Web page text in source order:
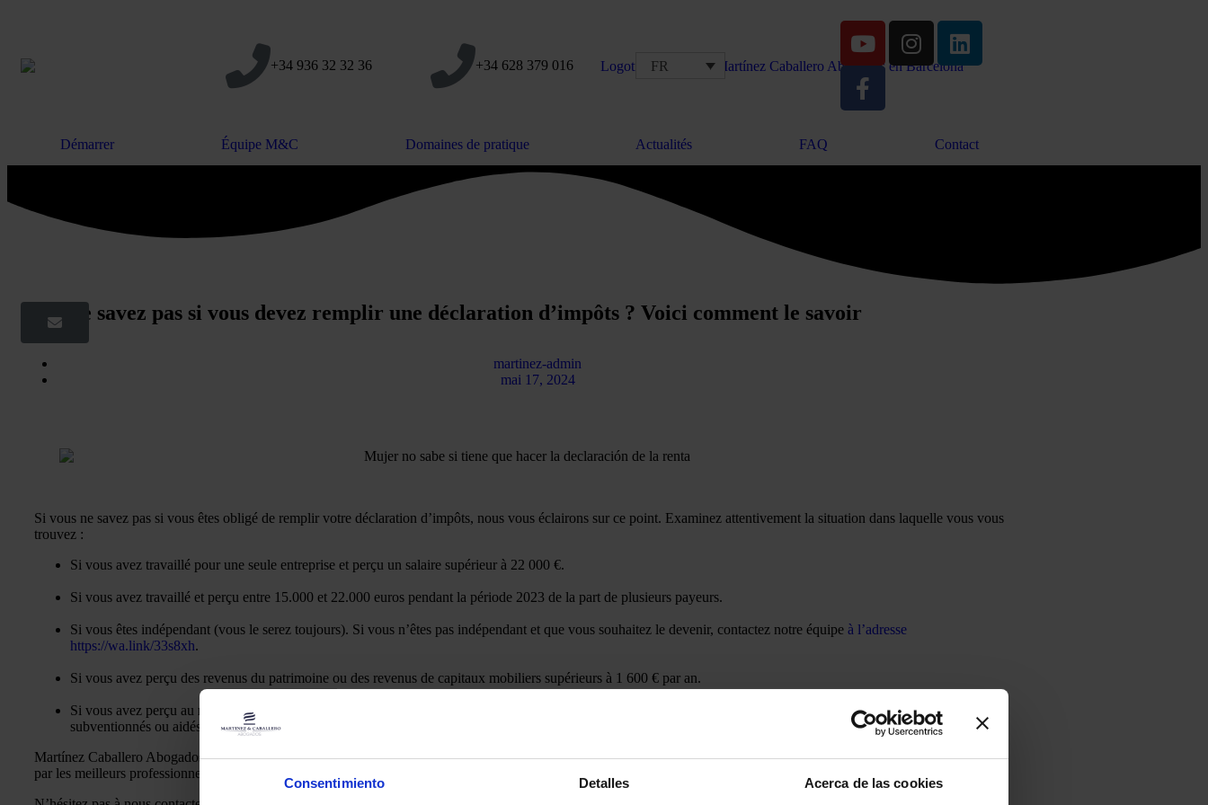
Consentimiento Detalles Acerca de las cookies
+34 936 32 32 36 +34 628 379 016 FR
Démarrer Équipe M&C Domaines de pratique Actualités FAQ Contact
Vous ne savez pas si vous devez remplir une déclaration d’impôts ? Voici comment le savoir
martinez-admin
mai 17, 2024
Si vous ne savez pas si vous êtes obligé de remplir votre déclaration d’impôts, nous vous éclairons sur ce point. Examinez attentivement la situation dans laquelle vous vous
trouvez :
Si vous avez travaillé pour une seule entreprise et perçu un salaire supérieur à 22 000 €.
Si vous avez travaillé et perçu entre 15.000 et 22.000 euros pendant la période 2023 de la part de plusieurs payeurs.
Si vous êtes indépendant (vous le serez toujours). Si vous n’êtes pas indépendant et que vous souhaitez le devenir, contactez notre équipe à l’adresse
https://wa.link/33s8xh.
Si vous avez perçu des revenus du patrimoine ou des revenus de capitaux mobiliers supérieurs à 1 600 € par an.
Si vous avez perçu au moins 1000 euros bruts de revenus immobiliers imputés, de rendements de bons du Trésor ou de subventions liées à l’acquisition de logements
subventionnés ou aidés.
Martínez Caballero Abogados peut faire votre location pour vous à partir de 48,40€, et vous garantira non seulement un bon résultat, mais aussi que votre location est faite
par les meilleurs professionnels et que vous n’aurez pas de surprises pour l’année 2024.